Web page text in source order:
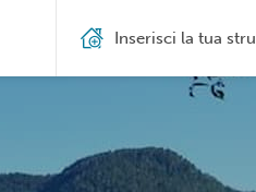
Inserisci la tua